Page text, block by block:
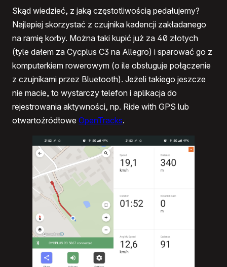
Skąd wiedzieć, z jaką częstotliwością pedałujemy?
Najlepiej skorzystać z czujnika kadencji zakładanego
na ramię korby. Można taki kupić już za 40 złotych
(tyle dałem za Cycplus C3 na Allegro) i sparować go z
komputerkiem rowerowym (o ile obsługuje połączenie
z czujnikami przez Bluetooth). Jeżeli takiego jeszcze
nie macie, to wystarczy telefon i aplikacja do
rejestrowania aktywności, np. Ride with GPS lub
otwartoźródłowe OpenTracks.